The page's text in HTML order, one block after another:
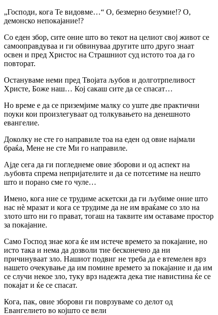
„Господи, кога Те видовме…“ О, безмерно безумие!? О,
демонско непокајание!?
Со еден збор, сите оние што во текот на целиот свој живот се
самооправдуваа и ги обвинуваа другите што друго знаат
освен и пред Христос на Страшниот суд истото тоа да го
повторат.
Остануваме неми пред Твојата љубов и долготрпеливост
Христе, Боже наш… Кој сакаш сите да се спасат…
Но време е да се приземјиме малку со уште две практични
поуки кои произлегуваат од толкувањето на денешното
евангелие.
Доколку не сте го направиле тоа на еден од овие најмали
браќа, Мене не сте Ми го направиле.
Ајде сега да ги погледнеме овие зборови и од аспект на
љубовта спрема непријателите и да се потсетиме на нешто
што и порано сме го чуле…
Имено, кога ние се трудиме аскетски да ги љубиме оние што
нас нè мразат и кога се трудиме да не им враќаме со зло на
злото што ни го прават, тогаш на таквите им оставаме простор
за покајание.
Само Господ знае кога ќе им истече времето за покајание, но
исто така и нема да дозволи тие бесконечно да ни
причинуваат зло. Нашиот подвиг не треба да е втемелен врз
нашето очекување да им помине времето за покајание и да им
се случи некое зло, туку врз надежта дека тие навистина ќе се
покајат и ќе се спасат.
Кога, пак, овие зборови ги поврзуваме со делот од
Евангелието во којшто се вели